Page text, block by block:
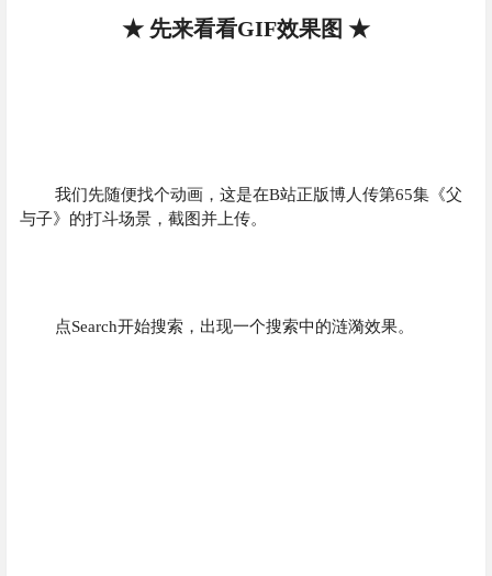
★ 先来看看GIF效果图 ★
我们先随便找个动画，这是在B站正版博人传第65集《父
与子》的打斗场景，截图并上传。
点Search开始搜索，出现一个搜索中的涟漪效果。